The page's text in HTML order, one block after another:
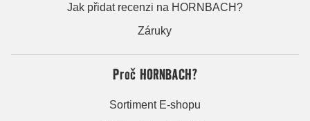
Jak přidat recenzi na HORNBACH?
Záruky
Proč HORNBACH?
Sortiment E-shopu